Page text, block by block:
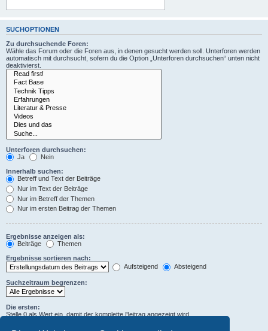
SUCHOPTIONEN
Zu durchsuchende Foren:
Wähle das Forum oder die Foren aus, in denen gesucht werden soll. Unterforen werden
automatisch mit durchsucht, sofern du die Option „Unterforen durchsuchen“ unten nicht
deaktivierst.
Unterforen durchsuchen:
Ja
Nein
Innerhalb suchen:
Betreff und Text der Beiträge
Nur im Text der Beiträge
Nur im Betreff der Themen
Nur im ersten Beitrag der Themen
Ergebnisse anzeigen als:
Beiträge
Themen
Ergebnisse sortieren nach:
Aufsteigend
Absteigend
Suchzeitraum begrenzen:
Die ersten:
Stelle 0 als Wert ein, damit der komplette Beitrag angezeigt wird.